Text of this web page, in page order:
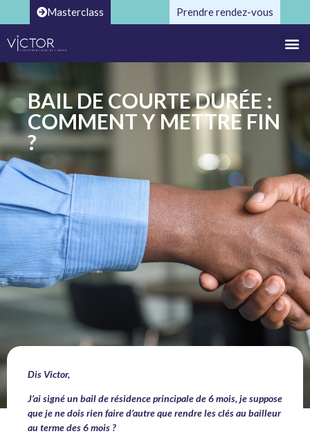
Masterclass Prendre rendez-vous
BAIL DE COURTE DURÉE :
COMMENT Y METTRE FIN
?
Dis Victor,
J’ai signé un bail de résidence principale de 6 mois, je suppose
que je ne dois rien faire d’autre que rendre les clés au bailleur
au terme des 6 mois ?